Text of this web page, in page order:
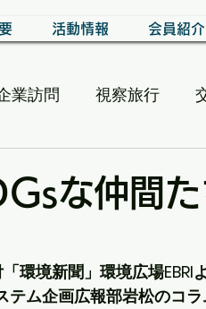
活動情報 会員紹介
業訪問 視察旅行
な仲間た
環境新聞」環境広場EBRI
テム企画広報部岩松のコ